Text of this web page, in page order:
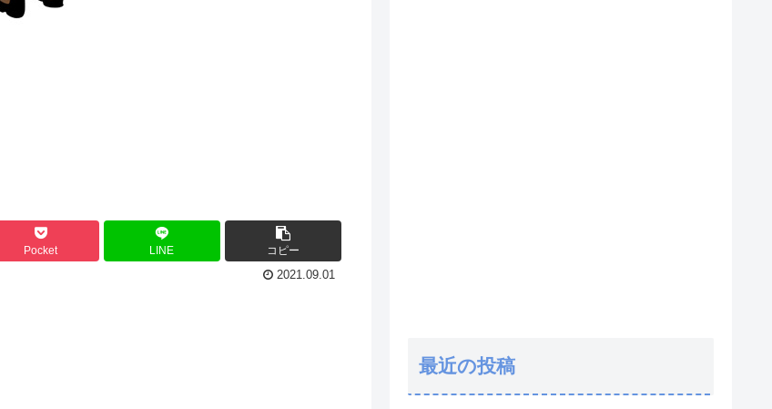
Pocket LINE
コピー
2021.09.01
最近の投稿